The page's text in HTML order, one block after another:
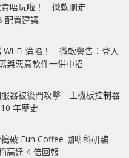
貴唔玩啦！ 微軟刪走
配置建議
Wi-Fi 淪陷！ 微軟警告：登入
與惡意軟件一併中招
服器被後門攻擊 主機板控制器
年歷史
破 Fun Coffee 咖啡科研騙
達 4 倍回報